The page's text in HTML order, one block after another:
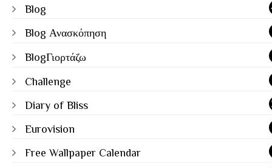
Blog
Blog Ανασκόπηση
BlogΓιορτάζω
Challenge
Diary of Bliss
Eurovision
Free Wallpaper Calendar